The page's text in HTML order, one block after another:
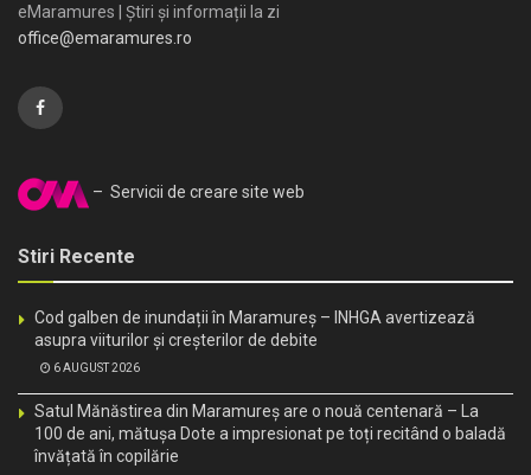
eMaramures | Știri și informații la zi
office@emaramures.ro
– Servicii de creare site web
Stiri Recente
Cod galben de inundații în Maramureș – INHGA avertizează
asupra viiturilor și creșterilor de debite
6 AUGUST 2026
Satul Mănăstirea din Maramureș are o nouă centenară – La
100 de ani, mătușa Dote a impresionat pe toți recitând o baladă
învățată în copilărie